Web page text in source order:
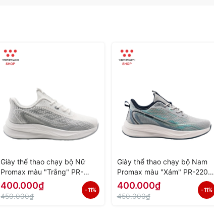
Giày thể thao chạy bộ Nữ
Promax màu "Trắng" PR-
2206-04 - Hàng Chính Hãng
400.000₫
450.000₫
- 11%
Giày thể thao chạy bộ Nam
Promax màu "Xám" PR-2206-
03 - Hàng Chính Hãng
400.000₫
450.000₫
- 11%